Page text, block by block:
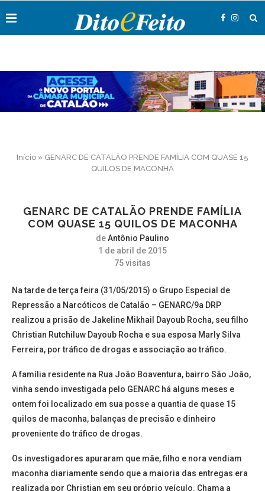
Início » GENARC DE CATALÃO PRENDE FAMÍLIA COM QUASE 15
QUILOS DE MACONHA
GENARC DE CATALÃO PRENDE FAMÍLIA
COM QUASE 15 QUILOS DE MACONHA
deAntônio Paulino
1 de abril de 2015
75visitas
Na tarde de terça feira (31/05/2015) o Grupo Especial de
Repressão a Narcóticos de Catalão – GENARC/9a DRP
realizou a prisão de Jakeline Mikhail Dayoub Rocha, seu filho
Christian Rutchiluw Dayoub Rocha e sua esposa Marly Silva
Ferreira, por tráfico de drogas e associação ao tráfico.
A família residente na Rua João Boaventura, bairro São João,
vinha sendo investigada pelo GENARC há alguns meses e
ontem foi localizado em sua posse a quantia de quase 15
quilos de maconha, balanças de precisão e dinheiro
proveniente do tráfico de drogas.
Os investigadores apuraram que mãe, filho e nora vendiam
maconha diariamente sendo que a maioria das entregas era
realizada por Christian em seu próprio veículo. Chama a